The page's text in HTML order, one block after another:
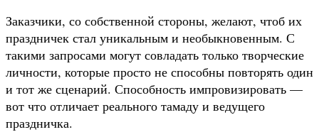
Заказчики, со собственной стороны, желают, чтоб их
праздничек стал уникальным и необыкновенным. С
такими запросами могут совладать только творческие
личности, которые просто не способны повторять один
и тот же сценарий. Способность импровизировать —
вот что отличает реального тамаду и ведущего
праздничка.